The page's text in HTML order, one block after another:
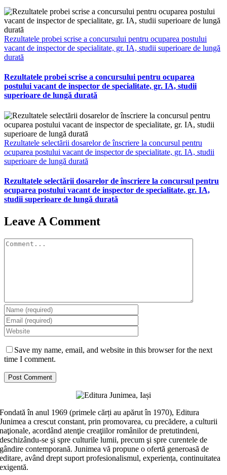
Rezultatele probei scrise a concursului pentru ocuparea postului
vacant de inspector de specialitate, gr. IA, studii superioare de lungă
durată
Rezultatele probei scrise a concursului pentru ocuparea
postului vacant de inspector de specialitate, gr. IA, studii
superioare de lungă durată
Rezultatele selectării dosarelor de înscriere la concursul pentru
ocuparea postului vacant de inspector de specialitate, gr. IA, studii
superioare de lungă durată
Rezultatele selectării dosarelor de înscriere la concursul pentru
ocuparea postului vacant de inspector de specialitate, gr. IA,
studii superioare de lungă durată
Leave A Comment
Comment
Save my name, email, and website in this browser for the next
time I comment.
Fondată în anul 1969 (primele cărți au apărut în 1970), Editura
Junimea a crescut constant, prin promovarea, cu precădere, a culturii
naţionale, acordând atenţie creaţiilor românilor de pretutindeni,
deschizându-se şi spre culturile lumii, precum şi spre curentele de
gândire contemporană. Junimea vă propune o ofertă generoasă de
editare, având drept suport profesionalismul, experiența, continuitatea
exigentă.